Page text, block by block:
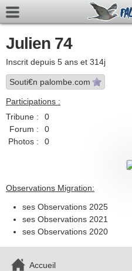
Julien 74
Inscrit depuis 5 ans et 314j
Souti€n palombe.com
Participations :
Tribune :
0
Forum :
0
Photos :
0
Observations Migration:
ses Observations 2025
ses Observations 2021
ses Observations 2020
Accueil